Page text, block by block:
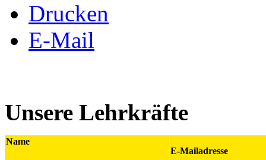
Drucken
E-Mail
Unsere Lehrkräfte
Name
E-Mailadresse